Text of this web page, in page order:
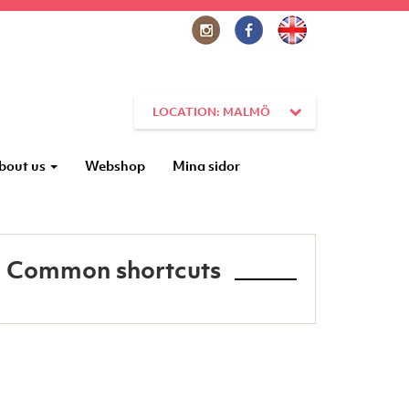
LOCATION: MALMÖ
us Webshop Mina sidor
Common shortcuts